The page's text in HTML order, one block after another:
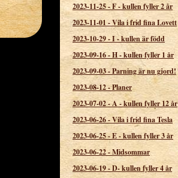
2023-11-25-F - kullen fyller 2 år
2023-11-01 -Vila i frid fina Lovett
2023-10-29-I - kullen är född
2023-09-16-H - kullen fyller 1 år
2023-09-03-Parning är nu gjord!
2023-08-12-Planer
2023-07-02-A - kullen fyller 12 år
2023-06-26-Vila i frid fina Tesla
2023-06-25-E - kullen fyller 3 år
2023-06-22-Midsommar
2023-06-19-D- kullen fyller 4 år